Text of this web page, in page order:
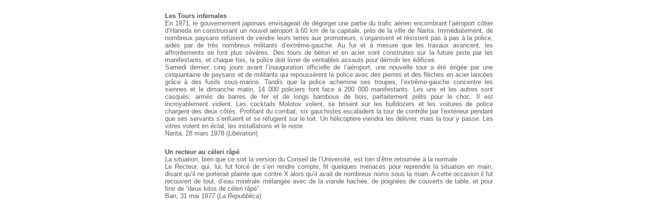
Les Tours infernales
En 1971, le gouvernement japonais envisageait de dégorger une partie du trafic aérien encombrant l’aéroport côtier
d’Haneda en construisant un nouvel aéroport à 60 km de la capitale, près de la ville de Narita. Immédiatement, de
nombreux paysans refusent de vendre leurs terres aux promoteurs, s’organisent et résistent pas à pas à la police,
aidés par de très nombreux militants d’extrême-gauche. Au fur et à mesure que les travaux avancent, les
affrontements se font plus sévères. Des tours de béton et en acier sont construites sur la future piste par les
manifestants, et chaque fois, la police doit livrer de véritables assauts pour démolir les édifices.
Samedi dernier, cinq jours avant l’inauguration officielle de l’aéroport, une nouvelle tour a été érigée par une
cinquantaine de paysans et de militants qui repoussèrent la police avec des pierres et des flèches en acier lancées
grâce à des fusils sous-marins. Tandis que la police achemine ses troupes, l’extrême-gauche concentre les
siennes et le dimanche matin, 14 000 policiers font face à 200 000 manifestants. Les uns et les autres sont
casqués, armés de barres de fer et de longs bambous de bois, parfaitement prêts pour le choc. Il est
incroyablement violent. Les cocktails Molotov volent, se brisent sur les bulldozers et les voitures de police
chargent des deux côtés. Profitant du combat, six gauchistes escaladent la tour de contrôle par l’extérieur pendant
que ses servants s’enfuient et se réfugient sur le toit. Un hélicoptère viendra les délivrer, mais la tour y passe. Les
vitres volent en éclat, les installations et le reste.
Narita, 28 mars 1978 (Libération)
Un recteur au céleri râpé
La situation, bien que ce soit la version du Conseil de l’Université, est loin d’être retournée à la normale.
Le Recteur, qui, lui, fut forcé de s’en rendre compte, fit quelques menaces pour reprendre la situation en main,
disant qu’il ne porterait plainte que contre X alors qu’il avait de nombreux noms sous la main. A cette occasion il fut
recouvert de tout, d’eau minérale mélangée avec de la viande hachée, de poignées de couverts de table, et pour
finir de “deux kilos de céleri râpé”.
Ban, 31 mai 1977 (La Repubblica)